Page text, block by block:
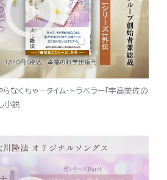
なくちゃ－タイム・トラベラー「宇高美佐の
小説